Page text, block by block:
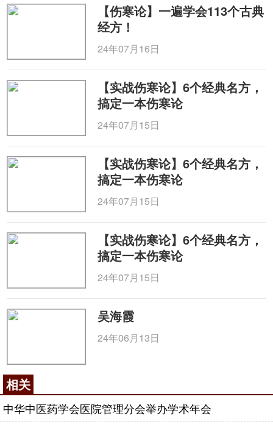
【伤寒论】一遍学会113个古典
经方！
24年07月16日
【实战伤寒论】6个经典名方，
搞定一本伤寒论
24年07月15日
【实战伤寒论】6个经典名方，
搞定一本伤寒论
24年07月15日
【实战伤寒论】6个经典名方，
搞定一本伤寒论
24年07月15日
吴海霞
24年06月13日
相关
中华中医药学会医院管理分会举办学术年会